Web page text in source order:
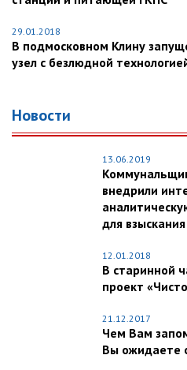
29.01.2018
В подмосковном Клину
узел с безлюдной
Новости
13.06.2019
внедрили
для
12.01.2018
В старинной
проект
21.12.2017
Чем Вам
Вы ожидаете